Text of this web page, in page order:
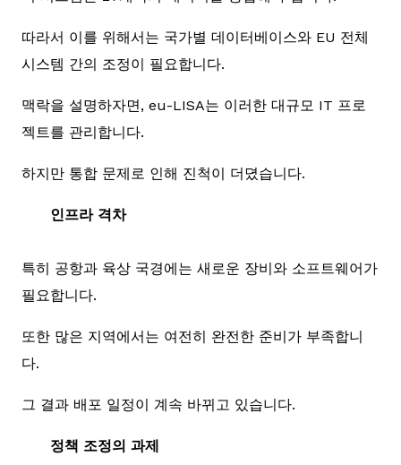
따라서 이를 위해서는 국가별 데이터베이스와 EU 전체
시스템 간의 조정이 필요합니다.
맥락을 설명하자면, eu-LISA는 이러한 대규모 IT 프로
젝트를 관리합니다.
하지만 통합 문제로 인해 진척이 더뎠습니다.
인프라 격차
특히 공항과 육상 국경에는 새로운 장비와 소프트웨어가
필요합니다.
또한 많은 지역에서는 여전히 완전한 준비가 부족합니
다.
그 결과 배포 일정이 계속 바뀌고 있습니다.
정책 조정의 과제